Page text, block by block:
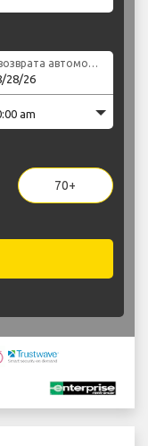
Дата возврата автомобиля
70+